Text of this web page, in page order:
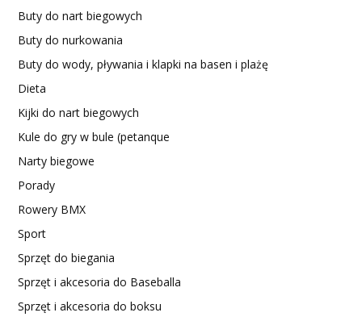
Buty do nart biegowych
Buty do nurkowania
Buty do wody, pływania i klapki na basen i plażę
Dieta
Kijki do nart biegowych
Kule do gry w bule (petanque
Narty biegowe
Porady
Rowery BMX
Sport
Sprzęt do biegania
Sprzęt i akcesoria do Baseballa
Sprzęt i akcesoria do boksu